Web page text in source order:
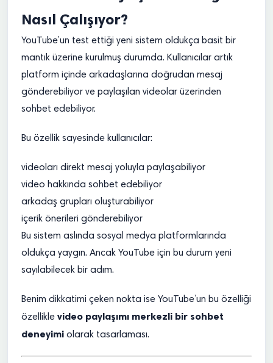
Nasıl Çalışıyor?
YouTube’un test ettiği yeni sistem oldukça basit bir
mantık üzerine kurulmuş durumda. Kullanıcılar artık
platform içinde arkadaşlarına doğrudan mesaj
gönderebiliyor ve paylaşılan videolar üzerinden
sohbet edebiliyor.
Bu özellik sayesinde kullanıcılar:
videoları direkt mesaj yoluyla paylaşabiliyor
video hakkında sohbet edebiliyor
arkadaş grupları oluşturabiliyor
içerik önerileri gönderebiliyor
Bu sistem aslında sosyal medya platformlarında
oldukça yaygın. Ancak YouTube için bu durum yeni
sayılabilecek bir adım.
Benim dikkatimi çeken nokta ise YouTube’un bu özelliği
özellikle video paylaşımı merkezli bir sohbet
deneyimi olarak tasarlaması.